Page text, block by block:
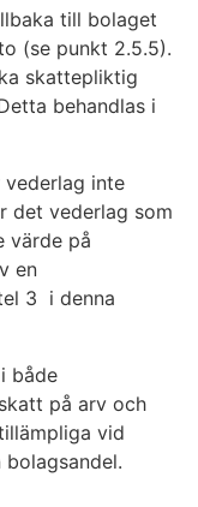
till bolaget
(se punkt 2.5.5).
skattepliktig
behandlas i
vederlag inte
det vederlag som
värde på
en
3 i denna
både
på arv och
vid